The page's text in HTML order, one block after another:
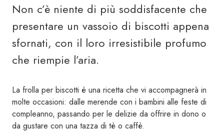
Non c’è niente di più soddisfacente che
presentare un vassoio di biscotti appena
sfornati, con il loro irresistibile profumo
che riempie l’aria.
La frolla per biscotti è una ricetta che vi accompagnerà in
molte occasioni: dalle merende con i bambini alle feste di
compleanno, passando per le delizie da offrire in dono o
da gustare con una tazza di tè o caffè.